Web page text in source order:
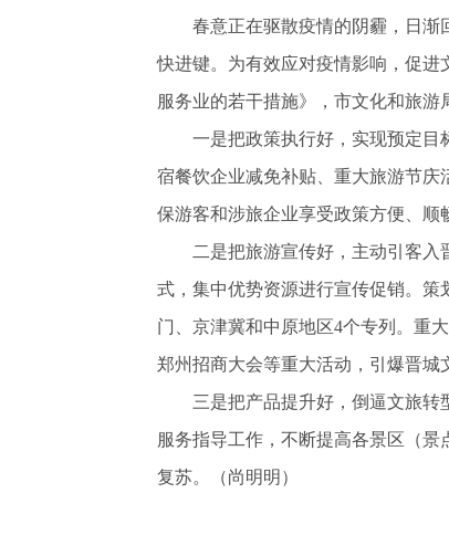
春意正在驱散疫情的阴霾，日渐
快进键。为有效应对疫情影响，促
服务业的若干措施》，市文化和旅游
一是把政策执行好，实现预定目标
宿餐饮企业减免补贴、重大旅游节
保游客和涉旅企业享受政策方便、顺
二是把旅游宣传好，主动引客入
式，集中优势资源进行宣传促销。
门、京津冀和中原地区4个专列。重
郑州招商大会等重大活动，引爆晋城
三是把产品提升好，倒逼文旅转
服务指导工作，不断提高各景区（
复苏。（尚明明 ）